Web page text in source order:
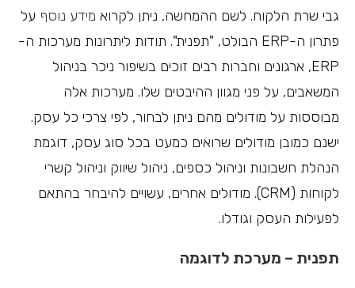
גבי שרת הלקוח. לשם ההמחשה, ניתן לקרוא מידע נוסף על
פתרון ה-ERP הבולט, "תפנית". תודות ליתרונות מערכות ה-
ERP, ארגונים וחברות רבים זוכים בשיפור ניכר בניהול
המשאבים, על פני מגוון ההיבטים שלו. מערכות אלה
מבוססות על מודולים מהם ניתן לבחור, לפי צרכי כל עסק.
ישנם כמובן מודולים שרואים כמעט בכל סוג עסק, דוגמת
הנהלת חשבונות וניהול כספים, ניהול שיווק וניהול קשרי
לקוחות (CRM). מודולים אחרים, עשויים להיבחר בהתאם
לפעילות העסק וגודלו.
תפנית – מערכת לדוגמה